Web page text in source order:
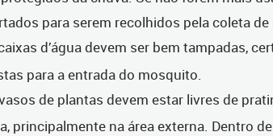
para serem recolhidos pela coleta de
d’água devem ser bem tampadas,
para a entrada do mosquito.
de plantas devem estar livres de
principalmente na área externa. Dentro